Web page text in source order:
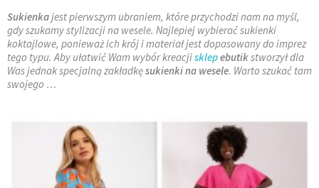
Sukienkajest pierwszym ubraniem, które przychodzi nam na myśl,
gdy szukamy stylizacji na wesele. Najlepiej wybierać sukienki
koktajlowe, ponieważ ich krój i materiał jest dopasowany do imprez
tego typu. Aby ułatwić Wam wybór kreacjisklepebutikstworzył dla
Was jednak specjalną zakładkęsukienki na wesele. Warto szukać tam
swojego …